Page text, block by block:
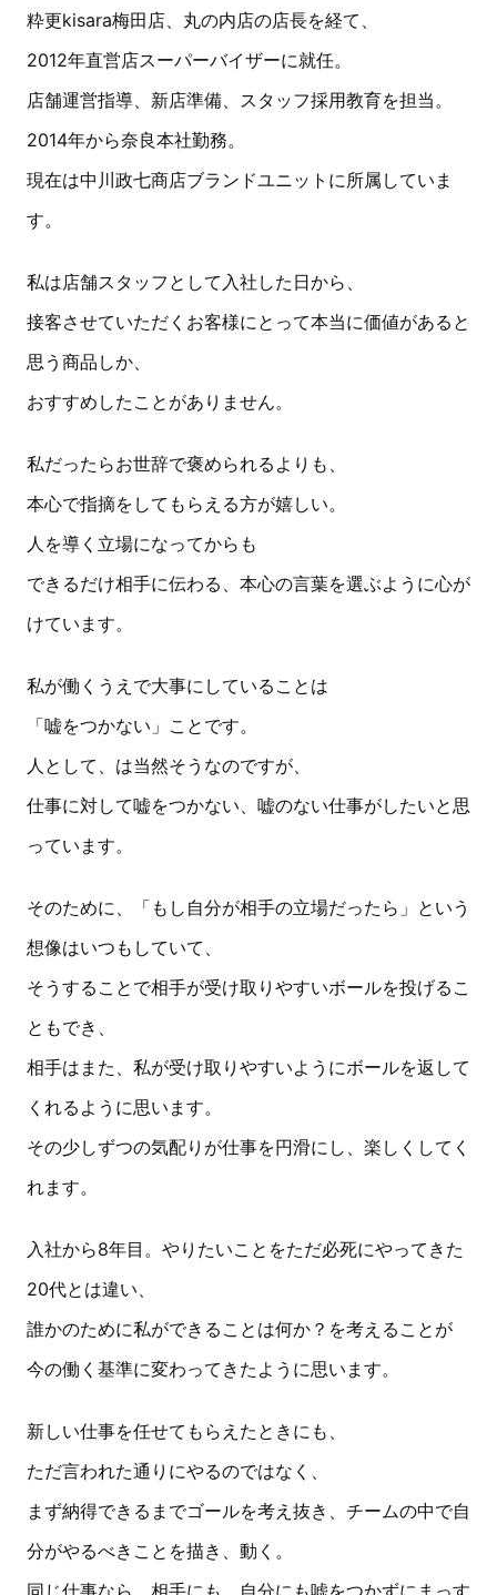
粋更kisara梅田店、丸の内店の店長を経て、
2012年直営店スーパーバイザーに就任。
店舗運営指導、新店準備、スタッフ採用教育を担当。
2014年から奈良本社勤務。
現在は中川政七商店ブランドユニットに所属していま
す。
私は店舗スタッフとして入社した日から、
接客させていただくお客様にとって本当に価値があると
思う商品しか、
おすすめしたことがありません。
私だったらお世辞で褒められるよりも、
本心で指摘をしてもらえる方が嬉しい。
人を導く立場になってからも
できるだけ相手に伝わる、本心の言葉を選ぶように心が
けています。
私が働くうえで大事にしていることは
「嘘をつかない」ことです。
人として、は当然そうなのですが、
仕事に対して嘘をつかない、嘘のない仕事がしたいと思
っています。
そのために、「もし自分が相手の立場だったら」という
想像はいつもしていて、
そうすることで相手が受け取りやすいボールを投げるこ
ともでき、
相手はまた、私が受け取りやすいようにボールを返して
くれるように思います。
その少しずつの気配りが仕事を円滑にし、楽しくしてく
れます。
入社から8年目。やりたいことをただ必死にやってきた
20代とは違い、
誰かのために私ができることは何か？を考えることが
今の働く基準に変わってきたように思います。
新しい仕事を任せてもらえたときにも、
ただ言われた通りにやるのではなく、
まず納得できるまでゴールを考え抜き、チームの中で自
分がやるべきことを描き、動く。
同じ仕事なら、相手にも、自分にも嘘をつかずにまっす